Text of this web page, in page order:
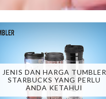
JENIS DAN HARGA TUMBLER
STARBUCKS YANG PERLU
ANDA KETAHUI